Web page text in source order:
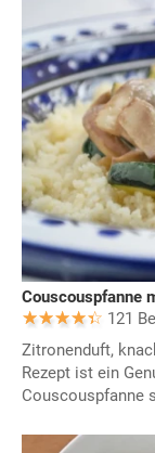
Couscouspfanne
121
Zitronenduft,
Rezept ist ein
Couscouspfanne